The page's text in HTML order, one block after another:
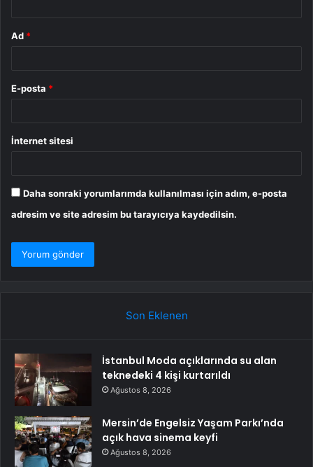
Ad *
E-posta *
İnternet sitesi
Daha sonraki yorumlarımda kullanılması için adım, e-posta
adresim ve site adresim bu tarayıcıya kaydedilsin.
Son Eklenen
İstanbul Moda açıklarında su alan
teknedeki 4 kişi kurtarıldı
Ağustos 8, 2026
Mersin’de Engelsiz Yaşam Parkı’nda
açık hava sinema keyfi
Ağustos 8, 2026